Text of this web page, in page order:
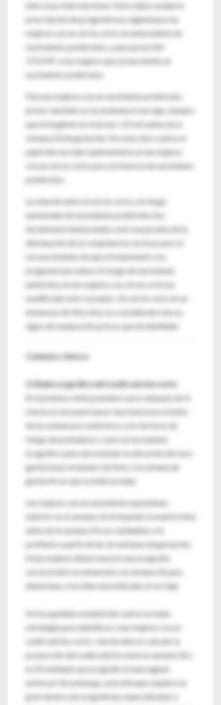
entre esas intervenciones. Estos datos avalan la
prescripción de progesterona vaginal para las
mujeres con un cérvix corto sin antecedente de
nacimientos pretérmino, y para prescribir
17OHPC a las mujeres que ya han tenido un
nacimiento pretérmino.
Para las mujeres con un nacimiento pretérmino
previo, también se recomienda el cerclaje, siempre
que la longitud cervical sea <25 mm antes de la
semana 24 de gestación. No está claro cuál es el
papel del cerclaje suplementario en las mujeres
con un cérvix corto pero sin historia de nacimiento
pretérmino.
La relación entre el cérvix corto y el riesgo
aumentado de nacimiento pretérmino fue
inicialmente interpretada como una prueba de la
disminución de la competencia cervical, pero el
reconocimiento de que el tratamiento con
progesterona reduce el riesgo de nacimiento
petérmino en las mujeres con cérvix corto ha
modificado este concepto. Un cérvix corto en un
embarazo de feto único es considerado más un
signo de maduración precoz que de debilidad.
Cuidados clínicos
Cribado ecográfico del cuello uterino corto
En la primera visita prenatal o poco después de la
misma es necesario hacer una minuciosa revisión
de los embarazos anteriores y los factores de
riesgo de prematurez, como así un examen
ecográfico para documentar la ubicación del saco
gestacional, el número de fetos y la semana de
gestación en que se halla la mujer.
Las mujeres con un nacimiento espontáneo
anterior en la semana 16 incluyendo la muerte fetal
antes de la semana 24 son candidatas a la
profilaxis a partir de las 16 semanas de gestación.
Estas mujeres deben hacerse una ecografía
cervical entre la semana16 y la semana 24 para
determinar si en ellas está indicado el cerclaje.
No ha quedado establecido cuál es la mejor
estrategia para identificar a las mujeres con un
cuello uterino corto. Una de ellas es calcular la
proyección del cuello uterino entre la semana 18 y
la 24 mediante una ecográfica transvaginal
universal. Sin embargo, este enfoque requiere un
gran número de ecografistas especializados y